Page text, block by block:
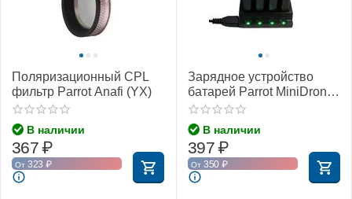
Поляризационный CPL
фильтр Parrot Anafi (YX)
В наличии
367₽
От 323 ₽
Зарядное устройство
батарей Parrot MiniDrones
(YX)
В наличии
397₽
От 350 ₽